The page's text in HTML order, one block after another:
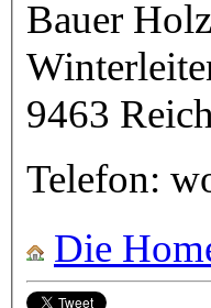
Bauer
9463
Telefon:
Die